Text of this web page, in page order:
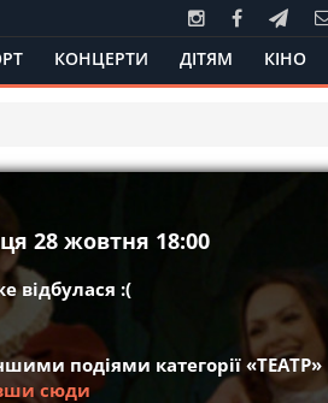
КОНЦЕРТИ ДІТЯМ КІНО
28 жовтня 18:00
відбулася :(
подіями категорії «ТЕАТР»
сюди